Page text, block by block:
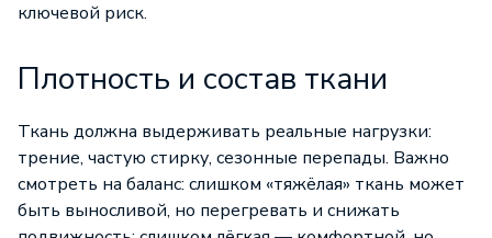
ключевой риск.
Плотность и состав ткани
Ткань должна выдерживать реальные нагрузки:
трение, частую стирку, сезонные перепады. Важно
смотреть на баланс: слишком «тяжёлая» ткань может
быть выносливой, но перегревать и снижать